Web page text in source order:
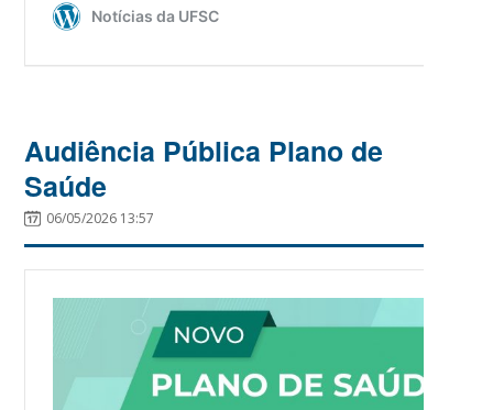
Audiência Pública Plano de
Saúde
06/05/2026 13:57